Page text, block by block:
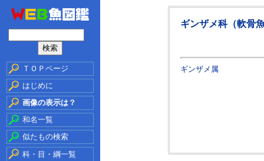
ＴＯＰページ
はじめに
画像の表示は？
和名一覧
似たもの検索
科・目・綱一覧
ギンザメ科（軟骨
ギンザメ属